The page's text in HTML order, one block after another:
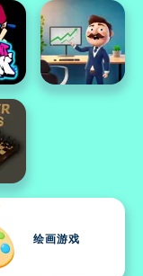
绘画游戏